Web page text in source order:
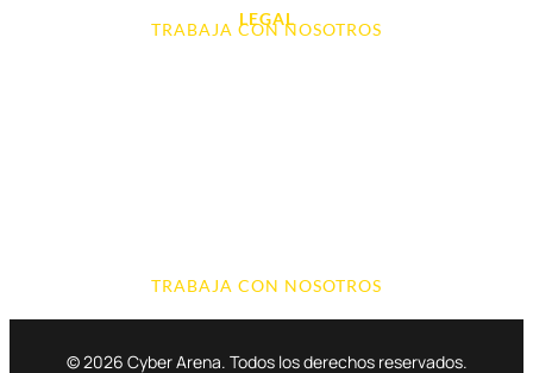
LEGAL
TRABAJA CON NOSOTROS
TRABAJA CON NOSOTROS
© 2026 Cyber Arena. Todos los derechos reservados.